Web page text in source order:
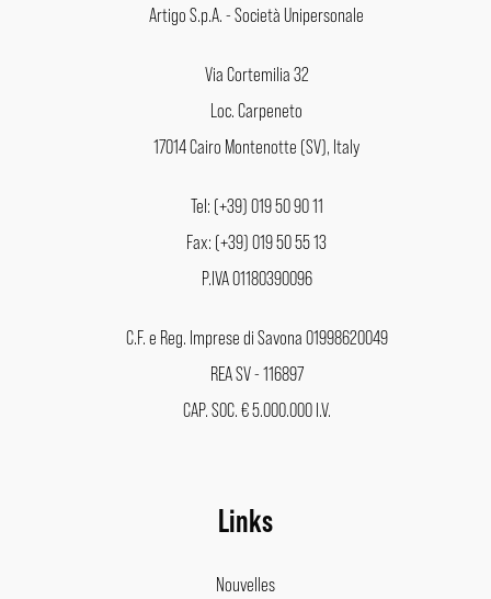
Artigo S.p.A. - Società Unipersonale
Via Cortemilia 32
Loc. Carpeneto
17014 Cairo Montenotte (SV), Italy
Tel: (+39) 019 50 90 11
Fax: (+39) 019 50 55 13
P.IVA 01180390096
C.F. e Reg. Imprese di Savona 01998620049
REA SV - 116897
CAP. SOC. € 5.000.000 I.V.
Links
Nouvelles